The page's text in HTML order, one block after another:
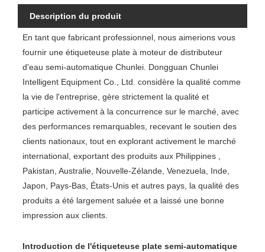
Description du produit
En tant que fabricant professionnel, nous aimerions vous
fournir une étiqueteuse plate à moteur de distributeur
d'eau semi-automatique Chunlei. Dongguan Chunlei
Intelligent Equipment Co., Ltd. considère la qualité comme
la vie de l'entreprise, gère strictement la qualité et
participe activement à la concurrence sur le marché, avec
des performances remarquables, recevant le soutien des
clients nationaux, tout en explorant activement le marché
international, exportant des produits aux Philippines ,
Pakistan, Australie, Nouvelle-Zélande, Venezuela, Inde,
Japon, Pays-Bas, États-Unis et autres pays, la qualité des
produits a été largement saluée et a laissé une bonne
impression aux clients.
Introduction de l'étiqueteuse plate semi-automatique